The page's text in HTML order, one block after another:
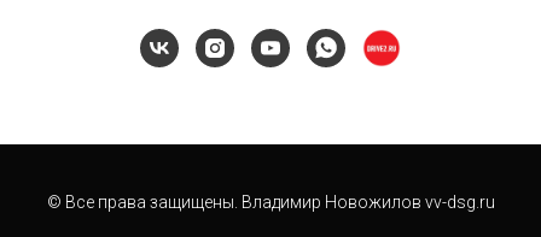
© Все права защищены. Владимир Новожилов vv-dsg.ru